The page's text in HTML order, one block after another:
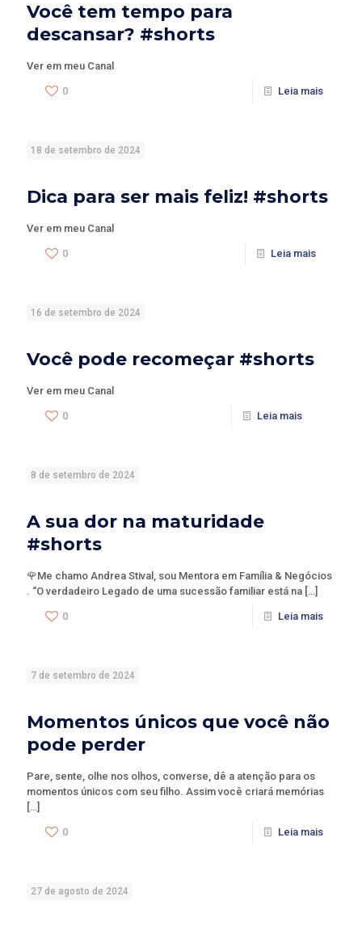
Você tem tempo para
descansar? #shorts
Ver em meu Canal
0 Leia mais
18 de setembro de 2024
Dica para ser mais feliz! #shorts
Ver em meu Canal
0 Leia mais
16 de setembro de 2024
Você pode recomeçar #shorts
Ver em meu Canal
0 Leia mais
8 de setembro de 2024
A sua dor na maturidade
#shorts
🌹Me chamo Andrea Stival, sou Mentora em Família & Negócios
. “O verdadeiro Legado de uma sucessão familiar está na […]
0 Leia mais
7 de setembro de 2024
Momentos únicos que você não
pode perder
Pare, sente, olhe nos olhos, converse, dê a atenção para os
momentos únicos com seu filho. Assim você criará memórias
[…]
0 Leia mais
27 de agosto de 2024